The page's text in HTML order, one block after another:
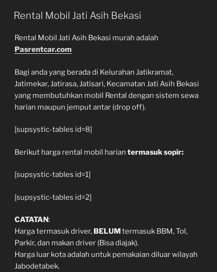
Rental Mobil Jati Asih Bekasi
Rental Mobil Jati Asih Bekasi murah adalah
Pasrentcar.com
Bagi anda yang berada di Kelurahan Jatikramat,
Jatimekar, Jatirasa, Jatisari, Kecamatan Jati Asih Bekasi
yang membutuhkan mobil Rental dengan sistem sewa
harian maupun jemput antar (drop off).
[supsystic-tables id=8]
Berikut harga rental mobil harian termasuk sopir:
[supsystic-tables id=1]
[supsystic-tables id=2]
CATATAN:
Harga termasuk driver, BELUMtermasuk BBM, Tol,
Parkir, dan makan driver (Bisa diajak).
Harga luar kota adalah untuk pemakaian diluar wilayah
Jabodetabek.